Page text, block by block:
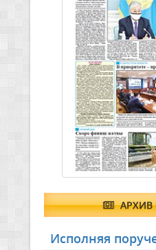
АРХИВ
Исполняя